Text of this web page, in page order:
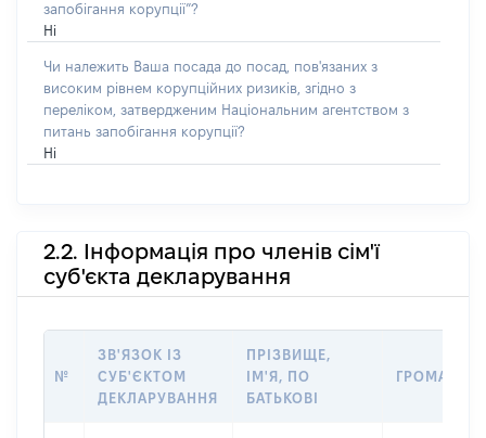
запобігання корупції”?
Ні
Чи належить Ваша посада до посад, пов'язаних з
високим рівнем корупційних ризиків, згідно з
переліком, затвердженим Національним агентством з
питань запобігання корупції?
Ні
2.2. Інформація про членів сім'ї
суб'єкта декларування
№
ЗВ'ЯЗОК ІЗ
СУБ'ЄКТОМ
ДЕКЛАРУВАННЯ
ПРІЗВИЩЕ,
ІМ'Я, ПО
БАТЬКОВІ